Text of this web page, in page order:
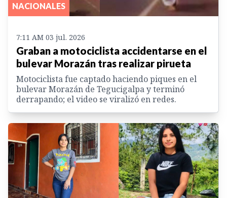
NACIONALES
7:11 AM 03 jul. 2026
Graban a motociclista accidentarse en el
bulevar Morazán tras realizar pirueta
Motociclista fue captado haciendo piques en el
bulevar Morazán de Tegucigalpa y terminó
derrapando; el video se viralizó en redes.